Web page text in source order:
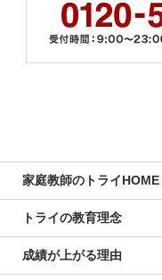
家庭教師のトライHOME
トライの教育理念
成績が上がる理由